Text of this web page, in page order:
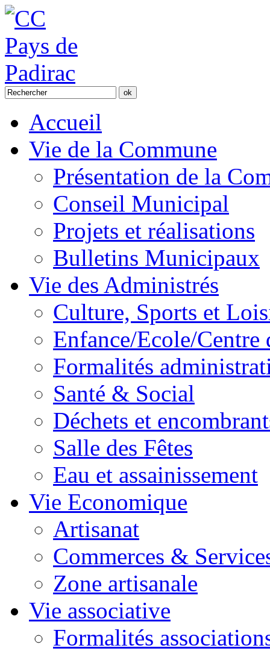
Accueil
Vie de la Commune
Présentation de la
Conseil Municipal
Projets et réalisations
Bulletins Municipaux
Vie des Administrés
Culture, Sports et
Enfance/Ecole/Centre
Formalités
Santé & Social
Déchets et
Salle des Fêtes
Eau et assainissement
Vie Economique
Artisanat
Commerces &
Zone artisanale
Vie associative
Formalités